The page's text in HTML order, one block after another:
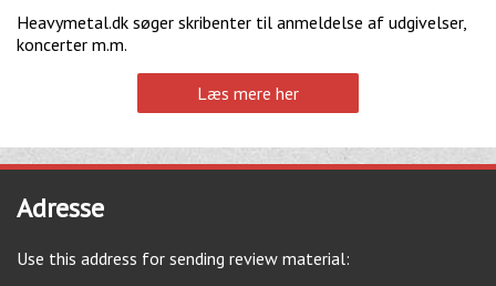
Heavymetal.dk søger skribenter til anmeldelse af udgivelser,
koncerter m.m.
Læs mere her
Adresse
Use this address for sending review material: